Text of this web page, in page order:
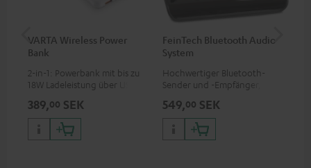
VARTA Wireless Power
Bank
2-in-1: Powerbank mit bis zu
18W Ladeleistung über USB
bis zu 10W Ladestrom
389,00 SEK
FeinTech Bluetooth Audio
System
Hochwertiger Bluetooth-
Sender und -Empfänger,
Bluetooth-Kopfhörer oder
Komplettanlagen sowie
Soundbars
549,00 SEK